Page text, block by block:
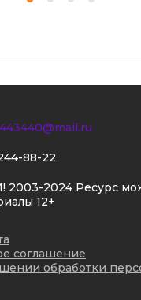
2003-2024 Ресурс
12+
соглашение
обработки
88-22